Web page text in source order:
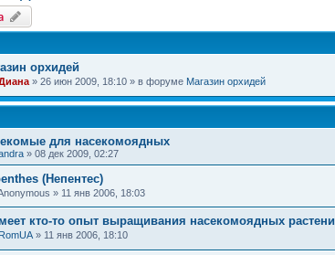
орхидей
» 26 июн 2009, 18:10 » в форуме Магазин орхидей
для насекомоядных
» 08 дек 2009, 02:27
(Непентес)
» 11 янв 2006, 18:03
кто-то опыт выращивания насекомоядных
RomUA » 11 янв 2006, 18:10